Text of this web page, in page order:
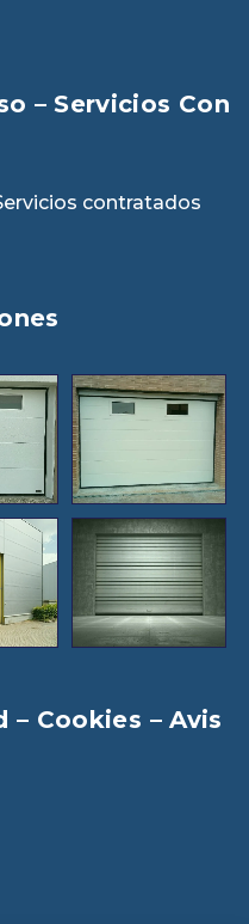
– Servicios Con
contratados
Cookies – Avis